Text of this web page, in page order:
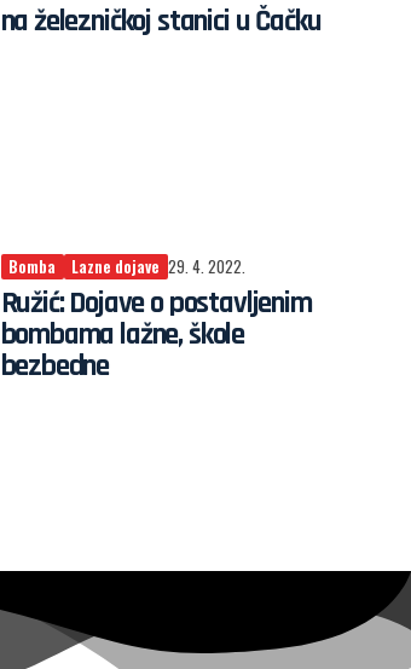
na železničkoj stanici u Čačku
Bomba Lazne dojave 29. 4. 2022.
Ružić: Dojave o postavljenim
bombama lažne, škole
bezbedne